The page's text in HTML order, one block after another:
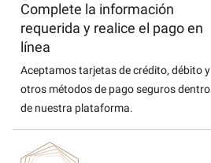
Complete la información
requerida y realice el pago en
línea
Aceptamos tarjetas de crédito, débito y
otros métodos de pago seguros dentro
de nuestra plataforma.